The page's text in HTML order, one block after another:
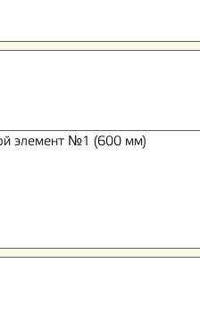
элемент №1 (600 мм)